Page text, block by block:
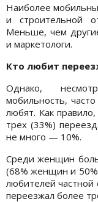
Наиболее
и строительной
Меньше, чем
и маркетологи.
Кто любит
Однако,
мобильность,
любят. Как
трех (33%)
не много — 10%.
Среди женщин
(68% женщин и
любителей частной
переезжал более